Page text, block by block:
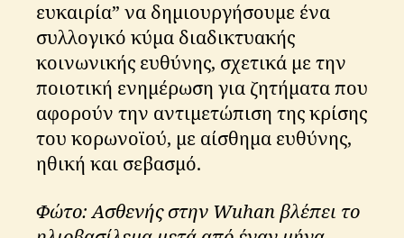
ευκαιρία” να δημιουργήσουμε ένα
συλλογικό κύμα διαδικτυακής
κοινωνικής ευθύνης, σχετικά με την
ποιοτική ενημέρωση για ζητήματα που
αφορούν την αντιμετώπιση της κρίσης
του κορωνοϊού, με αίσθημα ευθύνης,
ηθική και σεβασμό.
Φώτο: Ασθενής στην Wuhan βλέπει το
c
o
o
n
a
vi
r
s,